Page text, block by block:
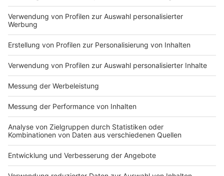
Die weiteren Kennziffern von Mittwoch
Anzeige
Aktuell gelten 1.152 Münsteranerinnen und
Münsteraner als infiziert.
Registrierte Neuinfektionen: 79
Aktuell infizierte Münsteranerinnen und
Münsteraner: 1.152
Gesamtzahl aller labordiagnostisch bestätigten
Fälle: 14.733